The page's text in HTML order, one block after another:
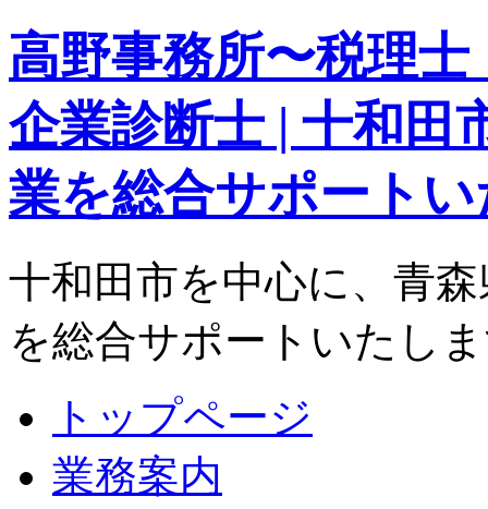
高野事務所〜税理
企業診断士 | 十和田
業を総合サポート
十和田市を中心に、青
を総合サポートいたし
トップページ
業務案内